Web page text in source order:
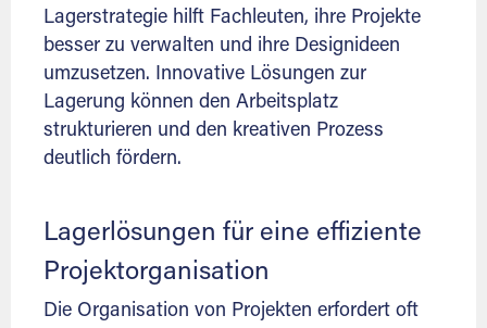
Lagerstrategie hilft Fachleuten, ihre Projekte
besser zu verwalten und ihre Designideen
umzusetzen. Innovative Lösungen zur
Lagerung können den Arbeitsplatz
strukturieren und den kreativen Prozess
deutlich fördern.
Lagerlösungen für eine effiziente
Projektorganisation
Die Organisation von Projekten erfordert oft